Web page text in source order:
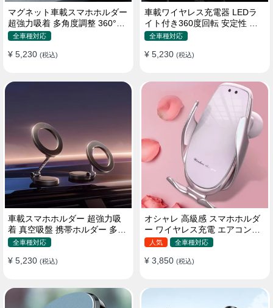
マグネット車載スマホホルダー
超強力吸着 多角度調整 360°回
転な台座 車用ホルダー 折りた
全機種対応
全車種対応
¥ 5,230 (税込)
車載ワイヤレス充電器 LEDラ
イト付き360度回転 安定性 粘
着ゲル吸盤＆エアコン吹き出し
イヤレス充電 スマホホルダー
全車種対応
¥ 5,230 (税込)
車載スマホホルダー 超強力吸
着 真空吸盤 携帯ホルダー 多角
度調整 360°回転な台座 車用ホ
カー用品 全機種対応
全車種対応
¥ 5,230 (税込)
オシャレ 高級感 スマホホルダ
ー ワイヤレス充電 エアコン吹
き出し口/ 吸盤タイプ 女性
人気 全車種対応
¥ 3,850 (税込)